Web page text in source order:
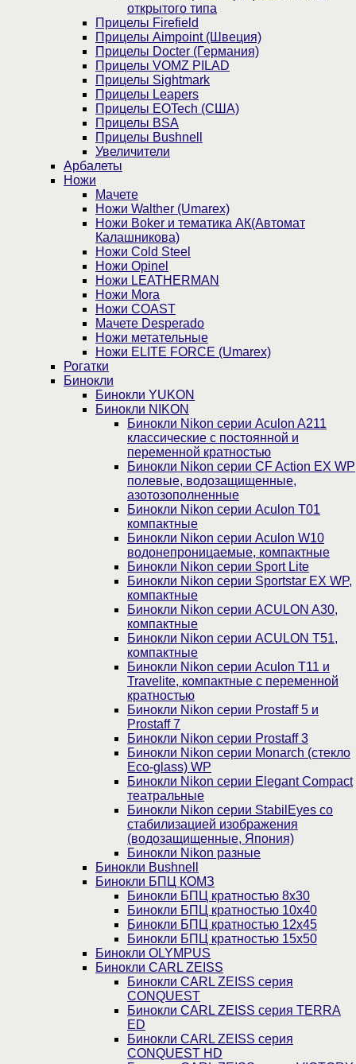
открытого типа
Прицелы Firefield
Прицелы Aimpoint (Швеция)
Прицелы Docter (Германия)
Прицелы VOMZ PILAD
Прицелы Sightmark
Прицелы Leapers
Прицелы EOTech (США)
Прицелы BSA
Прицелы Bushnell
Увеличители
Арбалеты
Ножи
Мачете
Ножи Walther (Umarex)
Ножи Boker и тематика АК(Автомат
Калашникова)
Ножи Cold Steel
Ножи Opinel
Ножи LEATHERMAN
Ножи Mora
Ножи COAST
Мачете Desperado
Ножи метательные
Ножи ELITE FORCE (Umarex)
Рогатки
Бинокли
Бинокли YUKON
Бинокли NIKON
Бинокли Nikon серии Aculon A211
классические с постоянной и
переменной кратностью
Бинокли Nikon серии СF Action EX WP
полевые, водозащищенные,
азотозополненные
Бинокли Nikon серии Aculon T01
компактные
Бинокли Nikon серии Aculon W10
водонепроницаемые, компактные
Бинокли Nikon серии Sport Lite
Бинокли Nikon серии Sportstar EX WP,
компактные
Бинокли Nikon серии ACULON A30,
компактные
Бинокли Nikon серии ACULON Т51,
компактные
Бинокли Nikon серии Aculon T11 и
Travelite, компактные с переменной
кратностью
Бинокли Nikon серии Prostaff 5 и
Prostaff 7
Бинокли Nikon серии Prostaff 3
Бинокли Nikon серии Monarch (стекло
Eco-glass) WP
Бинокли Nikon серии Elegant Compact
театральные
Бинокли Nikon серии StabilEyes со
стабилизацией изображения
(водозащищенные, Япония)
Бинокли Nikon разные
Бинокли Bushnell
Бинокли БПЦ КОМЗ
Бинокли БПЦ кратностью 8х30
Бинокли БПЦ кратностью 10х40
Бинокли БПЦ кратностью 12х45
Бинокли БПЦ кратностью 15х50
Бинокли OLYMPUS
Бинокли CARL ZEISS
Бинокли CARL ZEISS серия
CONQUEST
Бинокли CARL ZEISS серия TERRA
ED
Бинокли CARL ZEISS серия
CONQUEST HD